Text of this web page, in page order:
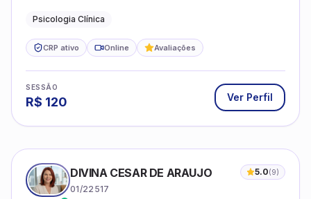
Psicologia Clínica
CRP ativo Online Avaliações
SESSÃO
R$ 120 Ver Perfil
DIVINA CESAR DE ARAUJO 5.0(9)
01/22517